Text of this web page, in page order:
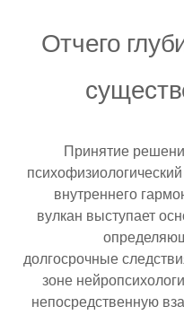
Отчего
Принятие
внутреннего
вулкан выступает
долгосрочные
зоне
непосредственную